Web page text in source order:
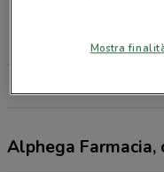
907 m
CHIUSO
Alphega
Mostra